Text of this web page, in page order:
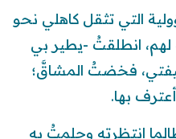
التي تثقل كاهلي نحو
انطلقتُ -يطير بي
فخضتُ المشاقَّ؛
بها.
انتظرته وحلمتُ به